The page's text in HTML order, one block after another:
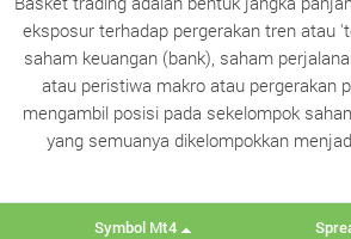
eksposur terhadap pergerakan tren atau
saham keuangan (bank), saham
atau peristiwa makro atau pergerakan
mengambil posisi pada sekelompok
yang semuanya dikelompokkan
Symbol Mt4